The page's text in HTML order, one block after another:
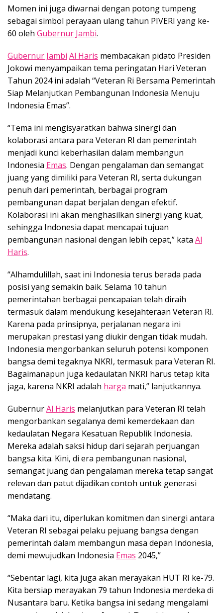
Momen ini juga diwarnai dengan potong tumpeng
sebagai simbol perayaan ulang tahun PIVERI yang ke-
60 oleh Gubernur Jambi.
Gubernur Jambi Al Haris membacakan pidato Presiden
Jokowi menyampaikan tema peringatan Hari Veteran
Tahun 2024 ini adalah “Veteran Ri Bersama Pemerintah
Siap Melanjutkan Pembangunan Indonesia Menuju
Indonesia Emas”.
“Tema ini mengisyaratkan bahwa sinergi dan
kolaborasi antara para Veteran RI dan pemerintah
menjadi kunci keberhasilan dalam membangun
Indonesia Emas. Dengan pengalaman dan semangat
juang yang dimiliki para Veteran RI, serta dukungan
penuh dari pemerintah, berbagai program
pembangunan dapat berjalan dengan efektif.
Kolaborasi ini akan menghasilkan sinergi yang kuat,
sehingga Indonesia dapat mencapai tujuan
pembangunan nasional dengan lebih cepat,” kata Al
Haris.
“Alhamdulillah, saat ini Indonesia terus berada pada
posisi yang semakin baik. Selama 10 tahun
pemerintahan berbagai pencapaian telah diraih
termasuk dalam mendukung kesejahteraan Veteran RI.
Karena pada prinsipnya, perjalanan negara ini
merupakan prestasi yang diukir dengan tidak mudah.
Indonesia mengorbankan seluruh potensi komponen
bangsa demi tegaknya NKRI, termasuk para Veteran RI.
Bagaimanapun juga kedaulatan NKRI harus tetap kita
jaga, karena NKRI adalah harga mati,” lanjutkannya.
GubernurAl Haris melanjutkan para Veteran RI telah
mengorbankan segalanya demi kemerdekaan dan
kedaulatan Negara Kesatuan Republik Indonesia.
Mereka adalah saksi hidup dari sejarah perjuangan
bangsa kita. Kini, di era pembangunan nasional,
semangat juang dan pengalaman mereka tetap sangat
relevan dan patut dijadikan contoh untuk generasi
mendatang.
“Maka dari itu, diperlukan komitmen dan sinergi antara
Veteran RI sebagai pelaku pejuang bangsa dengan
pemerintah dalam membangun masa depan Indonesia,
demi mewujudkan Indonesia Emas 2045,”
“Sebentar lagi, kita juga akan merayakan HUT RI ke-79.
Kita bersiap merayakan 79 tahun Indonesia merdeka di
Nusantara baru. Ketika bangsa ini sedang mengalami